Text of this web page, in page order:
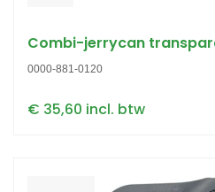
Combi-jerrycan
0000-881-0120
€ 35,60 incl. btw